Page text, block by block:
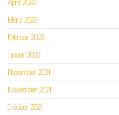
April 2022
März 2022
Februar 2022
Januar 2022
Dezember 2021
November 2021
Oktober 2021